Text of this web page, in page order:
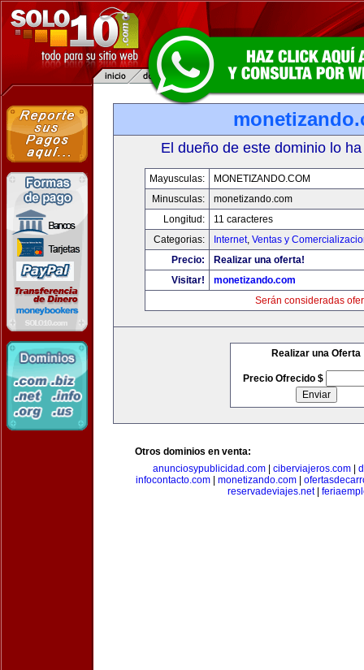
El dueño de este dominio lo
Mayusculas:
MONETIZANDO.COM
Minusculas:
monetizando.com
Longitud:
11 caracteres
Categorias:
Internet, Ventas y
Precio:
Realizar una oferta!
Visitar!
monetizando.com
Serán consideradas
Realizar una Oferta
Precio Ofrecido $
Otros dominios en venta:
anunciosypublicidad.com| ciberviajeros.com|
infocontacto.com
monetizando.com
reservadeviajes.net|